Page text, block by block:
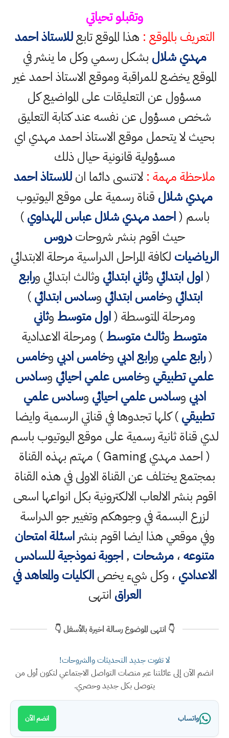
وتقبلو تحياتي
التعريف بالموقع : هذا الموقع تابعللاستاذ احمد
مهدي شلال بشكل رسمي وكل ما ينشر في
الموقع يخضع للمراقبة وموقع الاستاذ احمد غير
مسؤول عن التعليقات على المواضيع كل
شخص مسؤول عن نفسه عند كتابة التعليق
بحيث لا يتحمل موقع الاستاذ احمد مهدي اي
مسؤولية قانونية حيال ذلك
ملاحظة مهمة : لاتنسى دائما انللاستاذ احمد
مهدي شلال قناة رسمية على موقع اليوتيوب
باسم (احمد مهدي شلال عباس المهداوي)
حيث اقوم بنشر شروحاتدروس
الرياضيات لكافة المراحل الدراسية مرحلة الابتدائي
(اول ابتدائي وثاني ابتدائي وثالث ابتدائي ورابع
ابتدائي وخامس ابتدائي وسادس ابتدائي)
ومرحلة المتوسطة (اول متوسط وثاني
متوسط وثالث متوسط) ومرحلة الاعدادية
(رابع علمي ورابع ادبي وخامس ادبي وخامس
علمي تطبيقي وخامس علمي احيائي وسادس
ادبي وسادس علمي احيائي وسادس علمي
تطبيقي) كلها تجدوها في قناتي الرسمية وايضا
لدي قناة ثانية رسمية على موقع اليوتيوب باسم
( احمد مهدي Gaming ) مهتم بهذه القناة
بمجتمع يختلف عن القناة الاولى في هذه القناة
اقوم بنشر الالعاب الالكترونية بكل انواعها اسعى
لزرع البسمة في وجوهكم وتغيير جو الدراسة
وفي موقعي هذا ايضا اقوم بنشراسئلة امتحان
متنوعه،مرشحات ,اجوبة نموذجية للسادس
الاعدادي ، وكل شيء يخصالكليات والمعاهد في
العراق انتهى
👇 انتهى الموضوع رسالة اخيرة بالأسفل 👇
لا تفوت جديد التحديثات والشروحات!
انضم الآن إلى عائلتنا عبر منصات التواصل الاجتماعي لتكون أول من
يتوصل بكل جديد وحصري.
واتساب انضم الآن